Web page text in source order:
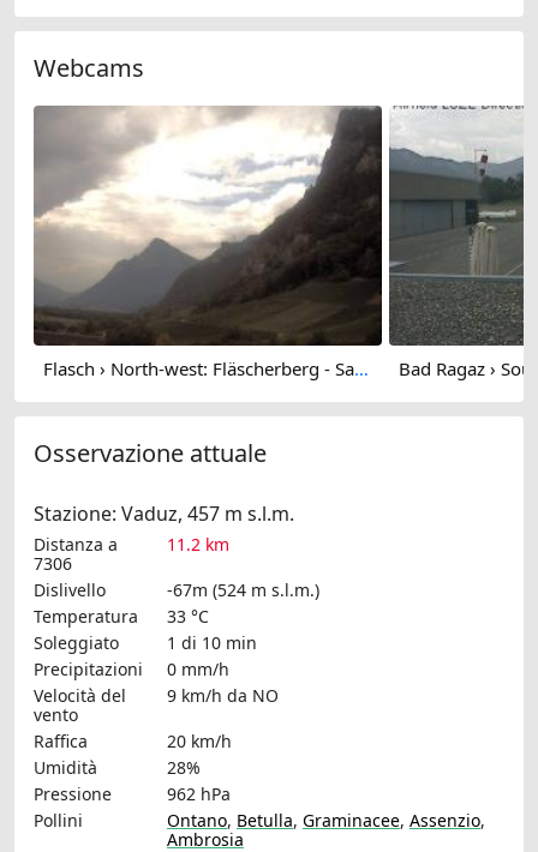
Webcams
Flasch › North-west: Fläscherberg - Sargans - Gonzen
Osservazione attuale
Stazione: Vaduz, 457 m s.l.m.
Distanza a
7306
11.2 km
Dislivello
-67m (524 m s.l.m.)
Temperatura
33 °C
Soleggiato
1 di 10 min
Precipitazioni
0 mm/h
Velocità del
vento
9 km/h da NO
Raffica
20 km/h
Umidità
28%
Pressione
962 hPa
Pollini
Ontano, Betulla, Graminacee, Assenzio,
Ambrosia